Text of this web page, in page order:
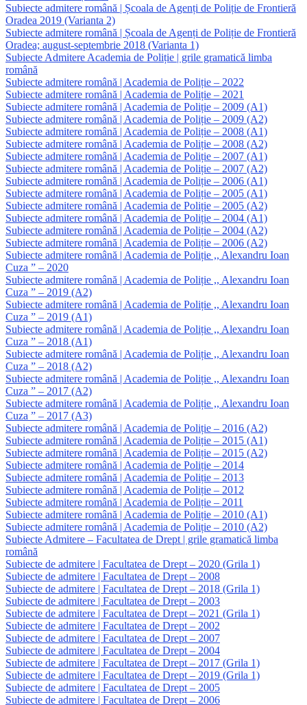
Subiecte admitere română | Școala de Agenți de Poliție de Frontieră
Oradea 2019 (Varianta 2)
Subiecte admitere română | Școala de Agenți de Poliție de Frontieră
Oradea; august-septembrie 2018 (Varianta 1)
Subiecte Admitere Academia de Poliție | grile gramatică limba
română
Subiecte admitere română | Academia de Poliție – 2022
Subiecte admitere română | Academia de Poliție – 2021
Subiecte admitere română | Academia de Poliție – 2009 (A1)
Subiecte admitere română | Academia de Poliție – 2009 (A2)
Subiecte admitere română | Academia de Poliție – 2008 (A1)
Subiecte admitere română | Academia de Poliție – 2008 (A2)
Subiecte admitere română | Academia de Poliție – 2007 (A1)
Subiecte admitere română | Academia de Poliție – 2007 (A2)
Subiecte admitere română | Academia de Poliție – 2006 (A1)
Subiecte admitere română | Academia de Poliție – 2005 (A1)
Subiecte admitere română | Academia de Poliție – 2005 (A2)
Subiecte admitere română | Academia de Poliție – 2004 (A1)
Subiecte admitere română | Academia de Poliție – 2004 (A2)
Subiecte admitere română | Academia de Poliție – 2006 (A2)
Subiecte admitere română | Academia de Poliție ,, Alexandru Ioan
Cuza ” – 2020
Subiecte admitere română | Academia de Poliție ,, Alexandru Ioan
Cuza ” – 2019 (A2)
Subiecte admitere română | Academia de Poliție ,, Alexandru Ioan
Cuza ” – 2019 (A1)
Subiecte admitere română | Academia de Poliție ,, Alexandru Ioan
Cuza ” – 2018 (A1)
Subiecte admitere română | Academia de Poliție ,, Alexandru Ioan
Cuza ” – 2018 (A2)
Subiecte admitere română | Academia de Poliție ,, Alexandru Ioan
Cuza ” – 2017 (A2)
Subiecte admitere română | Academia de Poliție ,, Alexandru Ioan
Cuza ” – 2017 (A3)
Subiecte admitere română | Academia de Poliție – 2016 (A2)
Subiecte admitere română | Academia de Poliție – 2015 (A1)
Subiecte admitere română | Academia de Poliție – 2015 (A2)
Subiecte admitere română | Academia de Poliție – 2014
Subiecte admitere română | Academia de Poliție – 2013
Subiecte admitere română | Academia de Poliție – 2012
Subiecte admitere română | Academia de Poliție – 2011
Subiecte admitere română | Academia de Poliție – 2010 (A1)
Subiecte admitere română | Academia de Poliție – 2010 (A2)
Subiecte Admitere – Facultatea de Drept | grile gramatică limba
română
Subiecte de admitere | Facultatea de Drept – 2020 (Grila 1)
Subiecte de admitere | Facultatea de Drept – 2008
Subiecte de admitere | Facultatea de Drept – 2018 (Grila 1)
Subiecte de admitere | Facultatea de Drept – 2003
Subiecte de admitere | Facultatea de Drept – 2021 (Grila 1)
Subiecte de admitere | Facultatea de Drept – 2002
Subiecte de admitere | Facultatea de Drept – 2007
Subiecte de admitere | Facultatea de Drept – 2004
Subiecte de admitere | Facultatea de Drept – 2017 (Grila 1)
Subiecte de admitere | Facultatea de Drept – 2019 (Grila 1)
Subiecte de admitere | Facultatea de Drept – 2005
Subiecte de admitere | Facultatea de Drept – 2006